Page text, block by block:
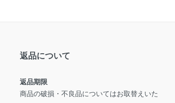
返品について
返品期限
商品の破損・不良品についてはお取替えいた